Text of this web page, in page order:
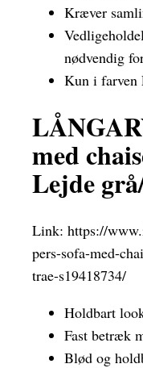
Kræver
nødvendig
Kun i farven
med
Lejde
Link: https://
pers-sofa-med-
trae-s19418734/
Holdbart
Fast betræk
Blød og